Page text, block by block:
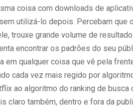
coisa com downloads de
utilizá-lo depois. Percebam que
trouxe grande volume de
encontrar os padrões do seu
em qualquer coisa que vê pela
cada vez mais regido por
ao algoritmo do ranking de busca
claro também, dentro e fora da